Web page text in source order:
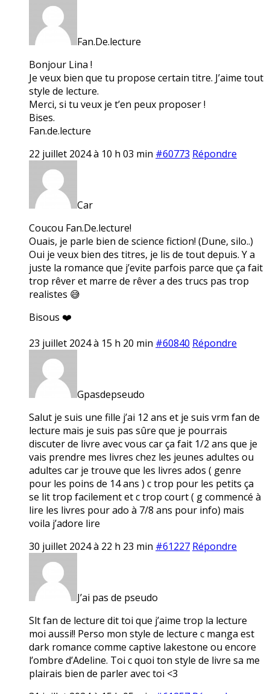
Fan.De.lecture
Bonjour Lina !
Je veux bien que tu propose certain titre. J’aime tout
style de lecture.
Merci, si tu veux je t’en peux proposer !
Bises.
Fan.de.lecture
22 juillet 2024 à 10 h 03 min #60773 Répondre
Car
Coucou Fan.De.lecture!
Ouais, je parle bien de science fiction! (Dune, silo..)
Oui je veux bien des titres, je lis de tout depuis. Y a
juste la romance que j’evite parfois parce que ça fait
trop rêver et marre de rêver a des trucs pas trop
realistes 😅
Bisous ❤️
23 juillet 2024 à 15 h 20 min #60840 Répondre
Gpasdepseudo
Salut je suis une fille j’ai 12 ans et je suis vrm fan de
lecture mais je suis pas sûre que je pourrais
discuter de livre avec vous car ça fait 1/2 ans que je
vais prendre mes livres chez les jeunes adultes ou
adultes car je trouve que les livres ados ( genre
pour les poins de 14 ans ) c trop pour les petits ça
se lit trop facilement et c trop court ( g commencé à
lire les livres pour ado à 7/8 ans pour info) mais
voila j’adore lire
30 juillet 2024 à 22 h 23 min #61227 Répondre
J’ai pas de pseudo
Slt fan de lecture dit toi que j’aime trop la lecture
moi aussi!! Perso mon style de lecture c manga est
dark romance comme captive lakestone ou encore
l’ombre d’Adeline. Toi c quoi ton style de livre sa me
plairais bien de parler avec toi <3